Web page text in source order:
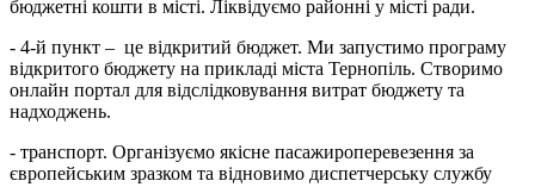
бюджетні кошти в місті. Ліквідуємо районні у місті ради.
- 4-й пункт – це відкритий бюджет. Ми запустимо програму
відкритого бюджету на прикладі міста Тернопіль. Створимо
онлайн портал для відслідковування витрат бюджету та
надходжень.
- транспорт. Організуємо якісне пасажироперевезення за
європейським зразком та відновимо диспетчерську службу